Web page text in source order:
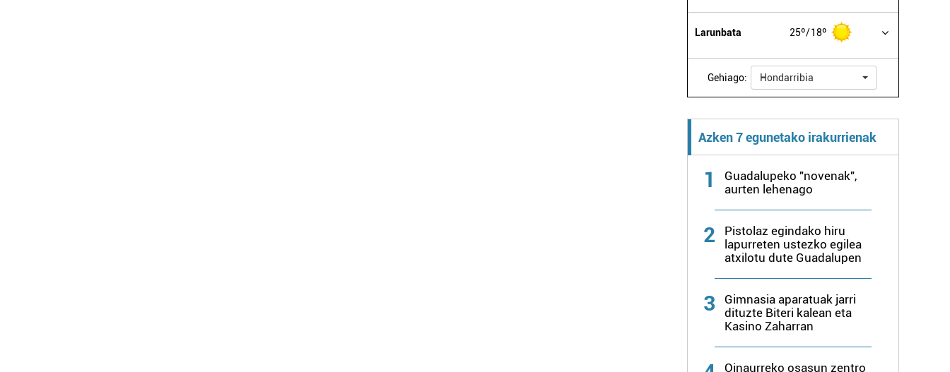
Larunbata 25º 18º
Gehiago: Hondarribia
Azken 7 egunetako irakurrienak
1
Guadalupeko "novenak",
aurten lehenago
2
Pistolaz egindako hiru
lapurreten ustezko egilea
atxilotu dute Guadalupen
3
Gimnasia aparatuak jarri
dituzte Biteri kalean eta
Kasino Zaharran
Oinaurreko osasun zentro